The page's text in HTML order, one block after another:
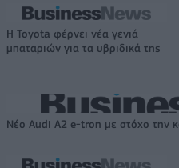
Η Toyota φέρνει νέα γενιά
μπαταριών για τα υβριδικά της
Νέο Audi A2 e-tron με στόχο την